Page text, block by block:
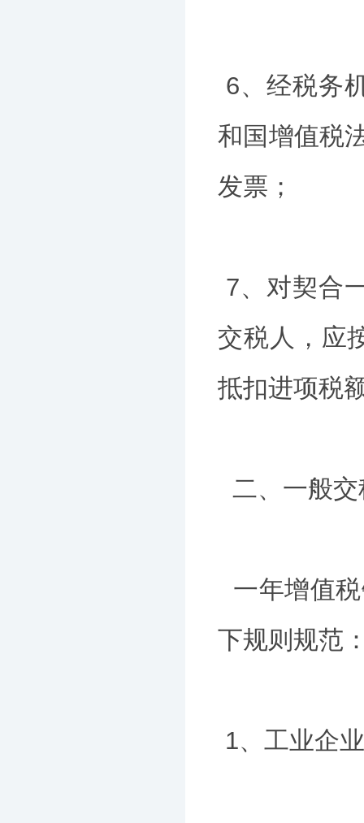
6、经税务
和国增值税
发票；
7、对契合
交税人，应
抵扣进项税
二、一般
一年增值
下规则规范
1、工业企